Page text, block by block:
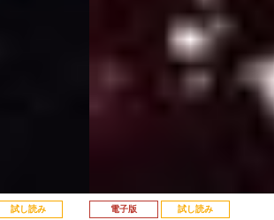
試し読み 電子版 試し読み